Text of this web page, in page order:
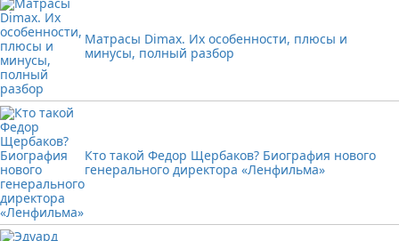
Матрасы Dimax. Их особенности, плюсы и
минусы, полный разбор
Кто такой Федор Щербаков? Биография нового
генерального директора «Ленфильма»